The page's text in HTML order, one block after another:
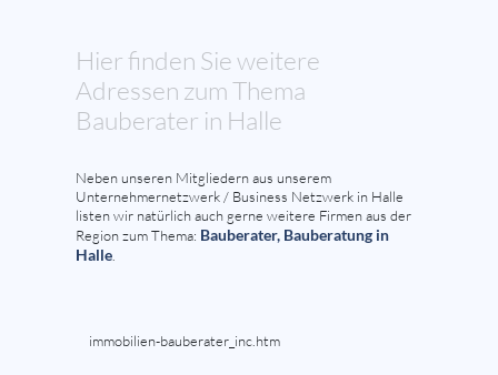
Hier finden Sie weitere
Adressen zum Thema
Bauberater in Halle
Neben unseren Mitgliedern aus unserem
Unternehmernetzwerk / Business Netzwerk in Halle
listen wir natürlich auch gerne weitere Firmen aus der
Region zum Thema: Bauberater, Bauberatung in
Halle
immobilien-bauberater_inc.htm